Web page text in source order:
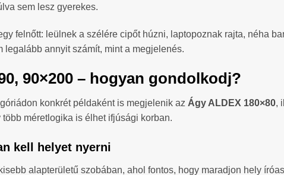
sem lesz gyerekes.
felnőtt: leülnek a szélére cipőt húzni, laptopoznak rajta, néha
legalább annyit számít, mint a megjelenés.
90×200 – hogyan gondolkodj?
konkrét példaként is megjelenik az Ágy ALDEX 180×80,
méretlogika is élhet ifjúsági korban.
kell helyet nyerni
alapterületű szobában, ahol fontos, hogy maradjon hely